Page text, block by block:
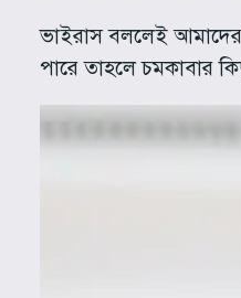
ভাইরাস বললেই আমাদের
পারে তাহলে চমকাবার